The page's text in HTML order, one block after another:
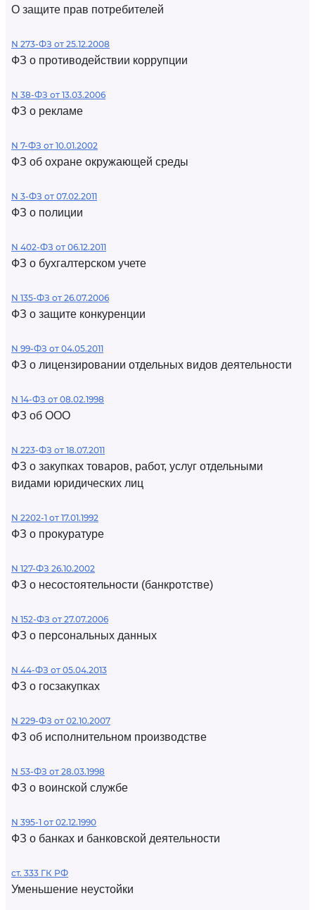
О защите прав потребителей
N 273-ФЗ от 25.12.2008
ФЗ о противодействии коррупции
N 38-ФЗ от 13.03.2006
ФЗ о рекламе
N 7-ФЗ от 10.01.2002
ФЗ об охране окружающей среды
N 3-ФЗ от 07.02.2011
ФЗ о полиции
N 402-ФЗ от 06.12.2011
ФЗ о бухгалтерском учете
N 135-ФЗ от 26.07.2006
ФЗ о защите конкуренции
N 99-ФЗ от 04.05.2011
ФЗ о лицензировании отдельных видов деятельности
N 14-ФЗ от 08.02.1998
ФЗ об ООО
N 223-ФЗ от 18.07.2011
ФЗ о закупках товаров, работ, услуг отдельными
видами юридических лиц
N 2202-1 от 17.01.1992
ФЗ о прокуратуре
N 127-ФЗ 26.10.2002
ФЗ о несостоятельности (банкротстве)
N 152-ФЗ от 27.07.2006
ФЗ о персональных данных
N 44-ФЗ от 05.04.2013
ФЗ о госзакупках
N 229-ФЗ от 02.10.2007
ФЗ об исполнительном производстве
N 53-ФЗ от 28.03.1998
ФЗ о воинской службе
N 395-1 от 02.12.1990
ФЗ о банках и банковской деятельности
ст. 333 ГК РФ
Уменьшение неустойки